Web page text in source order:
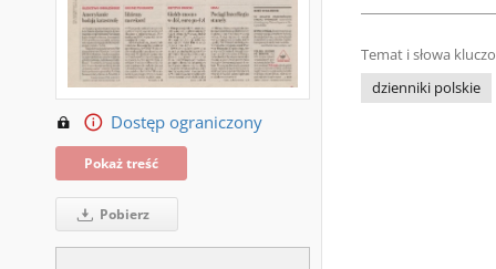
Dostęp ograniczony
Pokaż treść
Pobierz
Temat i słowa
dzienniki polskie